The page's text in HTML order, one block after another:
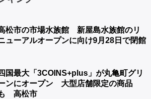
松市の市場水族館 新屋島水族館のリ
ューアルオープンに向け9月28日で閉館
国最大「3COINS+plus」が丸亀町グリ
ンにオープン 大型店舗限定の商品
高松市